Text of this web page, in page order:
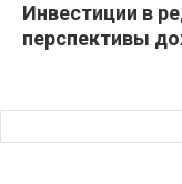
Инвестиции в
перспективы